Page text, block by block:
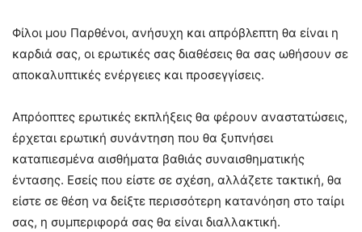
Φίλοι μου Παρθένοι, ανήσυχη και απρόβλεπτη θα είναι η
καρδιά σας, οι ερωτικές σας διαθέσεις θα σας ωθήσουν σε
αποκαλυπτικές ενέργειες και προσεγγίσεις.
Απρόοπτες ερωτικές εκπλήξεις θα φέρουν αναστατώσεις,
έρχεται ερωτική συνάντηση που θα ξυπνήσει
καταπιεσμένα αισθήματα βαθιάς συναισθηματικής
έντασης. Εσείς που είστε σε σχέση, αλλάζετε τακτική, θα
είστε σε θέση να δείξτε περισσότερη κατανόηση στο ταίρι
σας, η συμπεριφορά σας θα είναι διαλλακτική.